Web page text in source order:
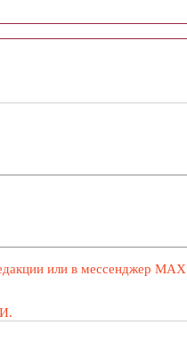
или в мессенджер MAX